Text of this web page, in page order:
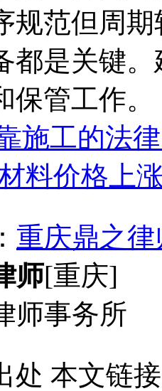
规范但周
都是关键
管工作。
施工的法
料价格上
重庆鼎之
师[重庆]
师事务所
处 本文链